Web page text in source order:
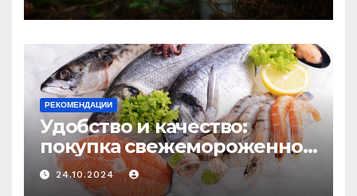
РЕКОМЕНДАЦИИ
Удобство и качество:
покупка свежемороженной
рыбы онлайн
24.10.2024